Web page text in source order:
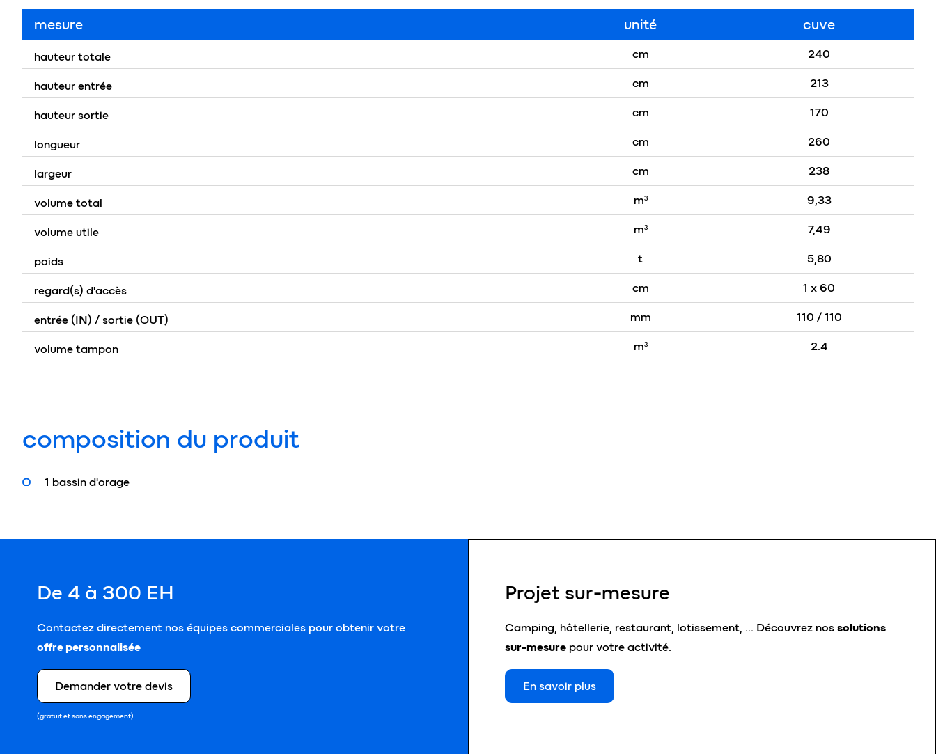
mesure unité cuve
hauteur totale cm 240
hauteur entrée cm 213
hauteur sortie cm 170
longueur cm 260
largeur cm 238
volume total m³ 9,33
volume utile m³ 7,49
poids t 5,80
regard(s) d'accès cm 1 x 60
entrée (IN) / sortie (OUT) mm 110 / 110
volume tampon m³ 2.4
composition du produit
1 bassin d'orage
De 4 à 300 EH
Contactez directement nos équipes commerciales pour obtenir votre
offre personnalisée
Demander votre devis
(gratuit et sans engagement)
Projet sur-mesure
Camping, hôtellerie, restaurant, lotissement, … Découvrez nos solutions
sur-mesure pour votre activité.
En savoir plus